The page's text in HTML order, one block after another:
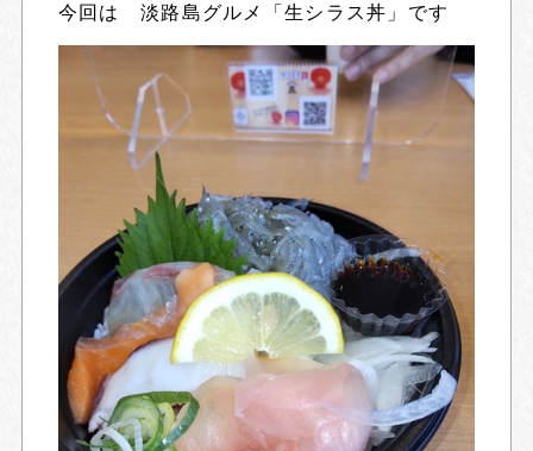
今回は 淡路島グルメ「生シラス丼」です